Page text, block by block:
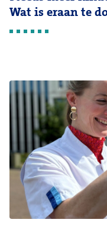
Wat is eraan te